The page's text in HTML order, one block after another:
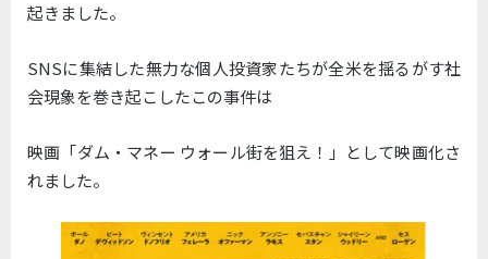
起き ました。
SNSに集結した無力な個人投資家たちが全米を揺るがす社
会現象を巻き起こしたこの事件は
映画「ダム・マネー ウォール街を狙え！」として映画化さ
れました。